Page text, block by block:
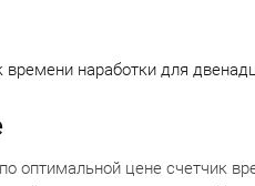
времени наработки для
оптимальной цене счетчик